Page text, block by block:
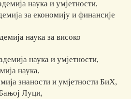
наука и умјетности,
за економију и финансије
наука за високо
наука и умјетности,
наука,
знаности и умјетности БиХ,
Луци,